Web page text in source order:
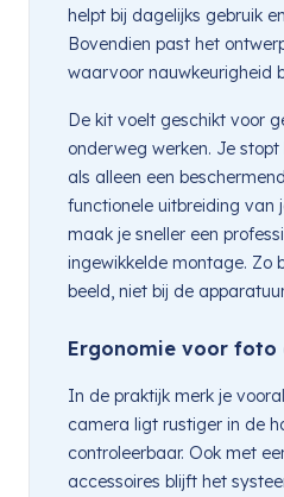
helpt bij dagelijks gebruik
Bovendien past het
waarvoor nauwkeurigheid
De kit voelt geschikt voor
onderweg werken. Je
als alleen een
functionele uitbreiding van
maak je sneller een
ingewikkelde montage. Zo
beeld, niet bij de
Ergonomie voor foto
In de praktijk merk je
camera ligt rustiger in de
controleerbaar. Ook met
accessoires blijft het